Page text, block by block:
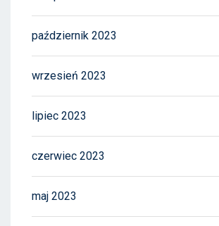
październik 2023
wrzesień 2023
lipiec 2023
czerwiec 2023
maj 2023